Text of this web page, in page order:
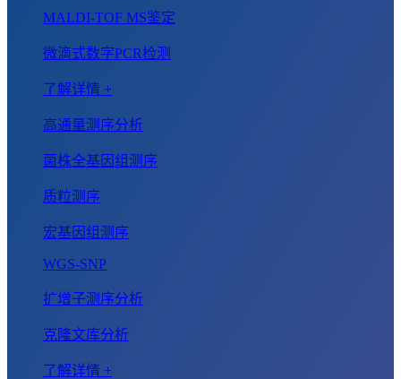
MALDI-TOF MS鉴定
微滴式数字PCR检测
了解详情 +
高通量测序分析
菌株全基因组测序
质粒测序
宏基因组测序
WGS-SNP
扩增子测序分析
克隆文库分析
了解详情 +